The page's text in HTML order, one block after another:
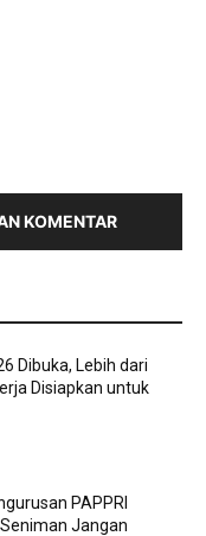
KOMENTAR
Dibuka, Lebih dari
Disiapkan untuk
PAPPRI
Jangan